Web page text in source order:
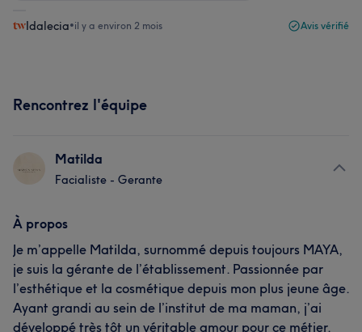
Idalecia•il y a environ 2 mois Avis vérifié
Rencontrez l'équipe
Matilda
Facialiste - Gerante
À propos
Je m’appelle Matilda, surnommé depuis toujours MAYA,
je suis la gérante de l’établissement. Passionnée par
l’esthétique et la cosmétique depuis mon plus jeune âge.
Ayant grandi au sein de l’institut de ma maman, j’ai
développé très tôt un véritable amour pour ce métier.